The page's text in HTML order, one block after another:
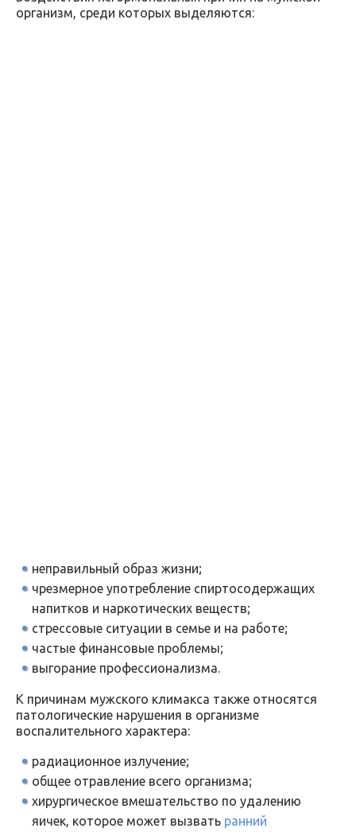
организм, среди которых выделяются:
неправильный образ жизни;
чрезмерное употребление спиртосодержащих
напитков и наркотических веществ;
стрессовые ситуации в семье и на работе;
частые финансовые проблемы;
выгорание профессионализма.
К причинам мужского климакса также относятся
патологические нарушения в организме
воспалительного характера:
радиационное излучение;
общее отравление всего организма;
хирургическое вмешательство по удалению
яичек, которое может вызвать ранний